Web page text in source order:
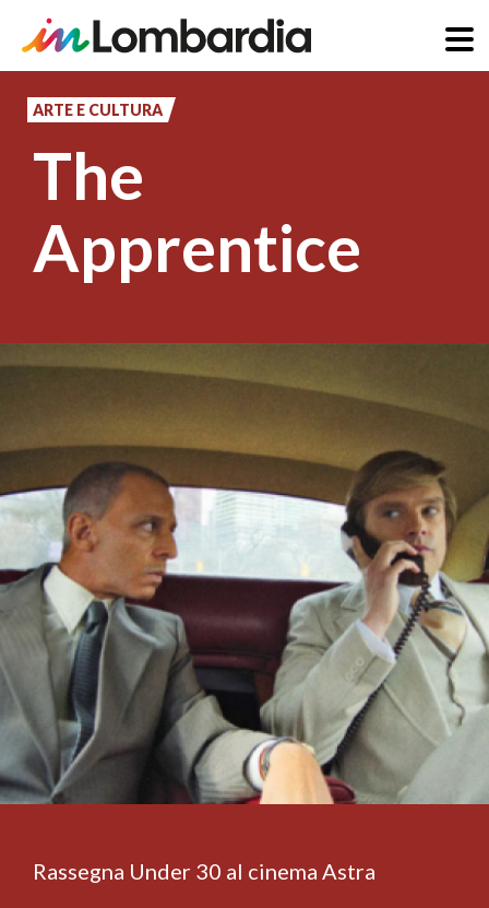
ARTE E CULTURA
The
Apprentice
Rassegna Under 30 al cinema Astra